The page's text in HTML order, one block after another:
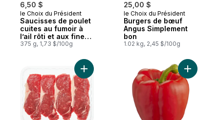
6,50 $
Coup de cœur
le Choix du Président
Saucisses de poulet
cuites au fumoir à
l’ail rôti et aux fines
herbes
375 g, 1,73 $/100g
25,00 $
Préparé au Canada
le Choix du Président
Burgers de bœuf
Angus Simplement
bon
1.02 kg, 2,45 $/100g
Ajouter Bifteck de contre-filet, à cuisson
Ajouter